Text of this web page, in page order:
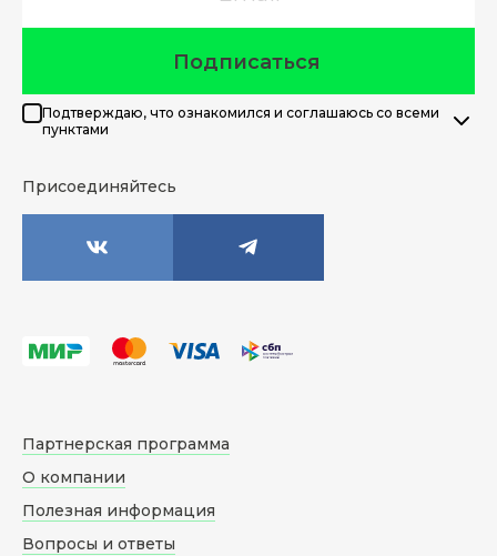
Подписаться
Подтверждаю, что ознакомился и соглашаюсь со всеми
пунктами
Присоединяйтесь
Партнерская программа
О компании
Полезная информация
Вопросы и ответы